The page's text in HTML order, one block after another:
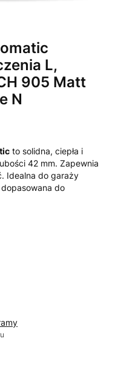
L,
905 Matt
N
to solidna, ciepła i
42 mm. Zapewnia
Idealna do garaży
do